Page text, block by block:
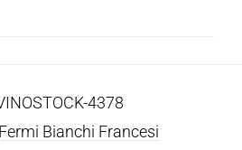
4378
Fermi Bianchi Francesi